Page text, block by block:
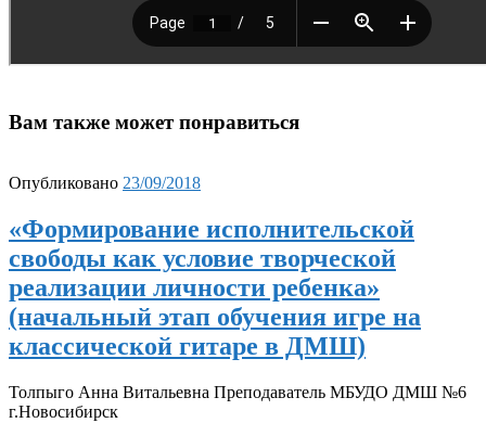
Вам также может понравиться
Опубликовано 23/09/2018
«Формирование исполнительской
свободы как условие творческой
реализации личности ребенка»
(начальный этап обучения игре на
классической гитаре в ДМШ)
Толпыго Анна Витальевна Преподаватель МБУДО ДМШ №6
г.Новосибирск